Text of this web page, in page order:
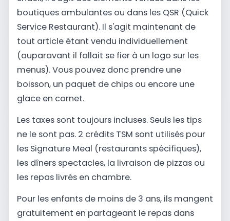
boutiques ambulantes ou dans les QSR (Quick
Service Restaurant). Il s'agit maintenant de
tout article étant vendu individuellement
(auparavant il fallait se fier à un logo sur les
menus). Vous pouvez donc prendre une
boisson, un paquet de chips ou encore une
glace en cornet.
Les taxes sont toujours incluses. Seuls les tips
ne le sont pas. 2 crédits TSM sont utilisés pour
les Signature Meal (restaurants spécifiques),
les dîners spectacles, la livraison de pizzas ou
les repas livrés en chambre.
Pour les enfants de moins de 3 ans, ils mangent
gratuitement en partageant le repas dans